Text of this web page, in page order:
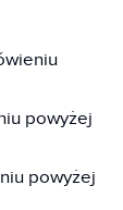
powyżej
powyżej